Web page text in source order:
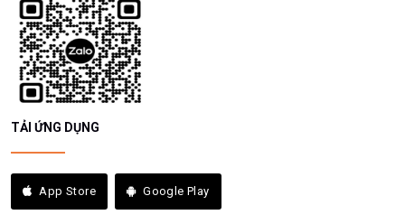
TẢI ỨNG DỤNG
App Store Google Play